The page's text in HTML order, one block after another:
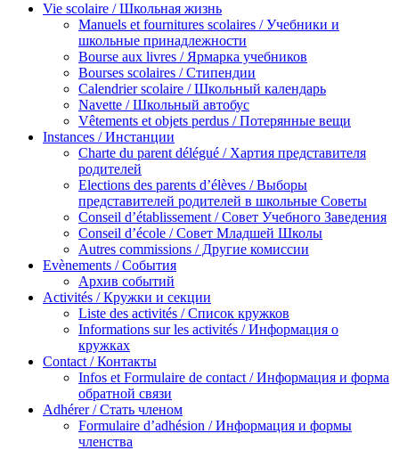
Vie scolaire / Школьная жизнь
Manuels et fournitures scolaires / Учебники и
школьные принадлежности
Bourse aux livres / Ярмарка учебников
Bourses scolaires / Стипендии
Calendrier scolaire / Школьный календарь
Navette / Школьный автобус
Vêtements et objets perdus / Потерянные вещи
Instances / Инстанции
Charte du parent délégué / Хартия представителя
родителей
Elections des parents d’élèves / Выборы
представителей родителей в школьные Советы
Conseil d’établissement / Совет Учебного Заведения
Conseil d’école / Совет Младшей Школы
Autres commissions / Другие комиссии
Evènements / События
Архив событий
Activités / Кружки и секции
Liste des activités / Список кружков
Informations sur les activités / Информация о
кружках
Contact / Контакты
Infos et Formulaire de contact / Информация и форма
обратной связи
Adhérer / Стать членом
Formulaire d’adhésion / Информация и формы
членства